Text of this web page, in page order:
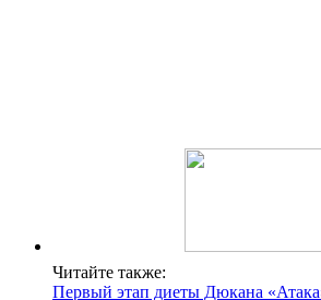
Читайте также:
Первый этап диеты Дюкана